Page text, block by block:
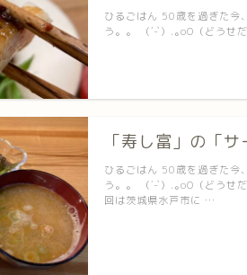
ひるごはん 50歳を過ぎた今
う。。 （´-`）.｡oO（どう
「寿し富」の「サ
ひるごはん 50歳を過ぎた今
う。。 （´-`）.｡oO（どうせ
回は茨城県水戸市に …